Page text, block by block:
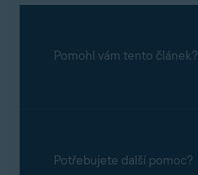
Pomohl vám tento článek?
Potřebujete další pomoc?